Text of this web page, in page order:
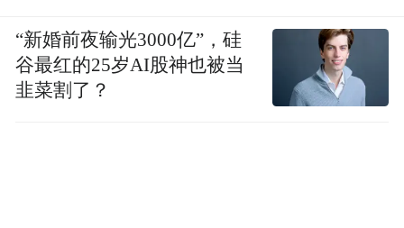
“新婚前夜输光3000亿”，硅
谷最红的25岁AI股神也被当
韭菜割了？